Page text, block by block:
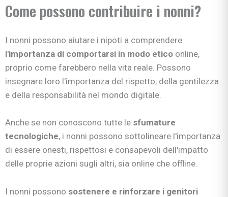
Come possono contribuire i nonni?
I nonni possono aiutare i nipoti a comprendere
l'importanza di comportarsi in modo etico online,
proprio come farebbero nella vita reale. Possono
insegnare loro l'importanza del rispetto, della gentilezza
e della responsabilità nel mondo digitale.
Anche se non conoscono tutte le sfumature
tecnologiche, i nonni possono sottolineare l'importanza
di essere onesti, rispettosi e consapevoli dell'impatto
delle proprie azioni sugli altri, sia online che offline.
I nonni possono sostenere e rinforzare i genitori